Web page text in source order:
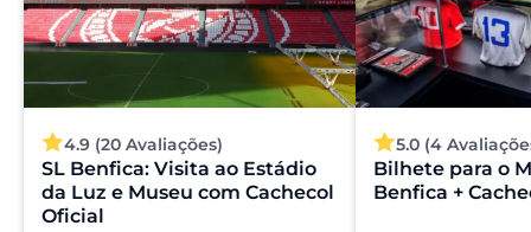
4.9 (20 Avaliações)
SL Benfica: Visita ao Estádio
da Luz e Museu com Cachecol
Oficial
5.0 (4
Bilhete para o
Benfica +